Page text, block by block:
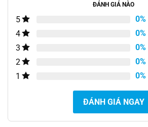
ĐÁNH GIÁ NÀO
5 0%
4
0%
3
0%
2
0%
1
0%
ĐÁNH GIÁ NGAY